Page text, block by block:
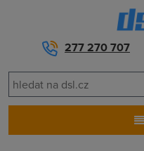
277 270 707